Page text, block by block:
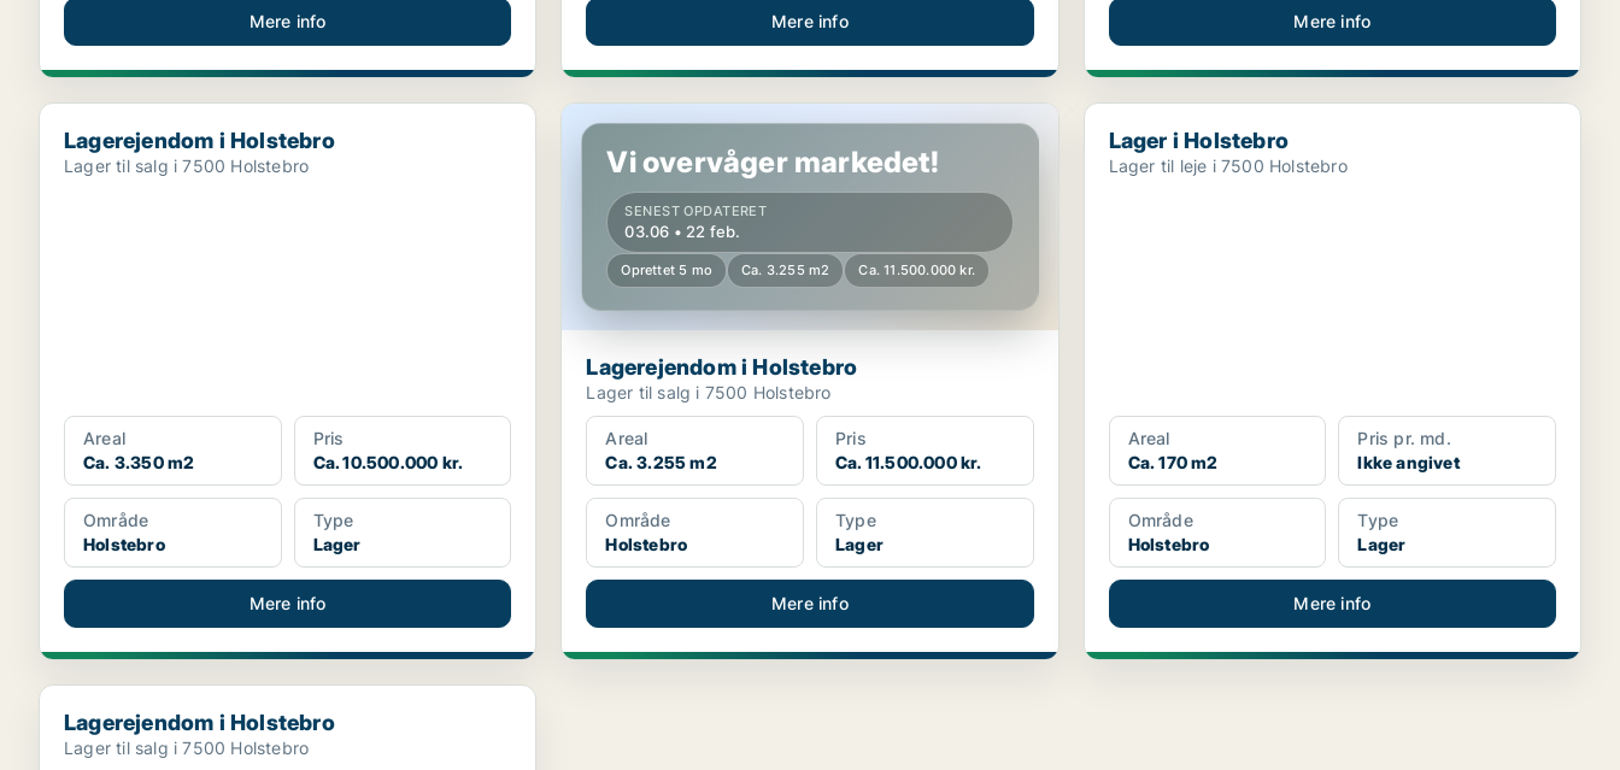
Mere info Mere info Mere info
Lagerejendom i Holstebro
Lagerejendom i Holstebro
Lager til salg i 7500 Holstebro
Areal
Ca. 3.350 m2
Pris
Ca. 10.500.000 kr.
Område
Holstebro
Type
Lager
Mere info
Lagerejendom i Holstebro
Vi overvåger markedet!
SENEST OPDATERET
03.06 • 22 feb.
Oprettet 5 mo Ca. 3.255 m2 Ca. 11.500.000 kr.
Lagerejendom i Holstebro
Lager til salg i 7500 Holstebro
Areal
Ca. 3.255 m2
Pris
Ca. 11.500.000 kr.
Område
Holstebro
Type
Lager
Mere info
Lager i Holstebro
Lager i Holstebro
Lager til leje i 7500 Holstebro
Areal
Ca. 170 m2
Pris pr. md.
Ikke angivet
Område
Holstebro
Type
Lager
Mere info
Lagerejendom i Holstebro
Lagerejendom i Holstebro
Lager til salg i 7500 Holstebro